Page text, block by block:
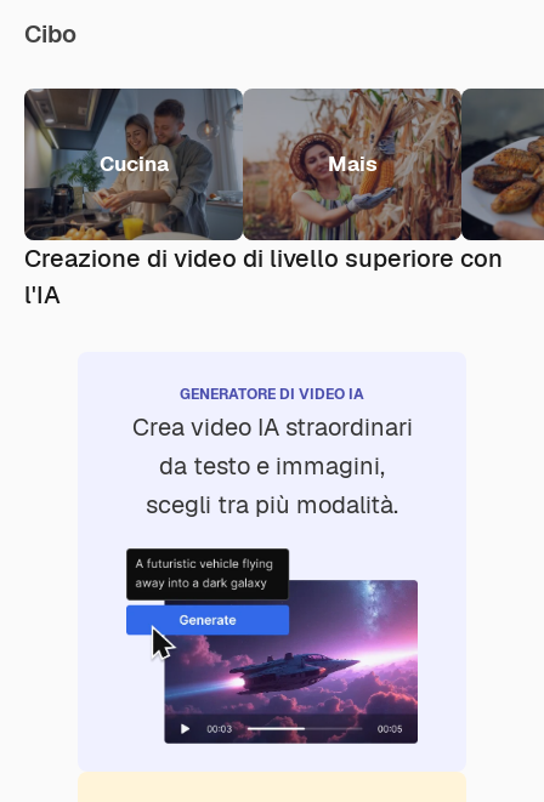
Cibo
Cucina Mais
Creazione di video di livello superiore con
l'IA
GENERATORE DI VIDEO IA
Crea video IA straordinari
da testo e immagini,
scegli tra più modalità.